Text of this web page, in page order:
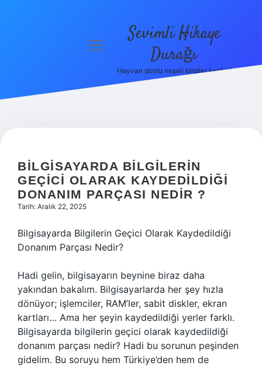
Hakkımızda
menüyü
Sevimli Hikaye
Durağı
Hayvan dostu neşeli bilgiler keşfet!
BILGISAYARDA BILGILERIN
GEÇICI OLARAK KAYDEDILDIĞI
DONANIM PARÇASI NEDIR ?
Tarih: Aralık 22, 2025
Bilgisayarda Bilgilerin Geçici Olarak Kaydedildiği
Donanım Parçası Nedir?
Hadi gelin, bilgisayarın beynine biraz daha
yakından bakalım. Bilgisayarlarda her şey hızla
dönüyor; işlemciler, RAM’ler, sabit diskler, ekran
kartları… Ama her şeyin kaydedildiği yerler farklı.
Bilgisayarda bilgilerin geçici olarak kaydedildiği
donanım parçası nedir? Hadi bu sorunun peşinden
gidelim. Bu soruyu hem Türkiye’den hem de